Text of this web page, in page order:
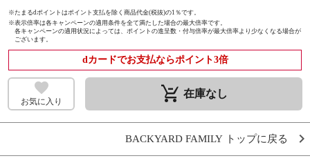
※たまるdポイントはポイント支払を除く商品代金(税抜)の1％です。
※表示倍率は各キャンペーンの適用条件を全て満たした場合の最大倍率です。
各キャンペーンの適用状況によっては、ポイントの進呈数・付与倍率が最大倍率より少なくなる場合が
ございます。
dカードでお支払ならポイント3倍
お気に入り remove_shopping_cart 在庫なし
BACKYARD FAMILY トップに戻る